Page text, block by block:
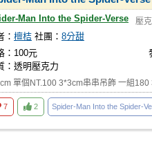
Man Into the Spider-Verse 壓
： 檀桔 社團： 8分甜
：100元
：透明壓克力
單個NT.100 3*3cm串串吊飾 一組
7 2 Spider-Man Into the Spider-